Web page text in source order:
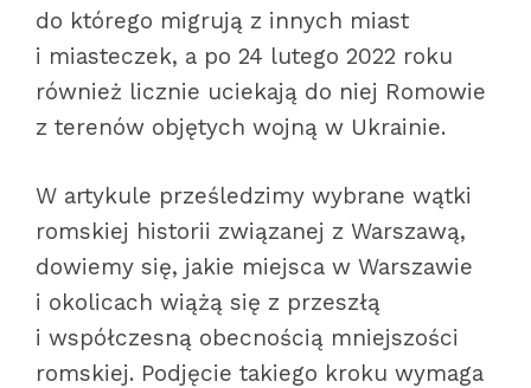
do którego migrują z innych miast
i miasteczek, a po 24 lutego 2022 roku
również licznie uciekają do niej Romowie
z terenów objętych wojną w Ukrainie.
W artykule prześledzimy wybrane wątki
romskiej historii związanej z Warszawą,
dowiemy się, jakie miejsca w Warszawie
i okolicach wiążą się z przeszłą
i współczesną obecnością mniejszości
romskiej. Podjęcie takiego kroku wymaga